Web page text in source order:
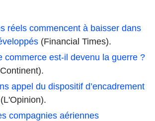
réels commencent à baisser dans
(Financial Times).
commerce est-il devenu la guerre ?
appel du dispositif d’encadrement
(L'Opinion).
compagnies aériennes